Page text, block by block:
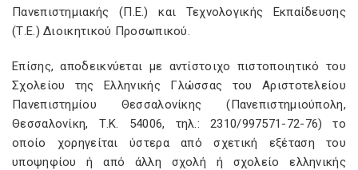
Πανεπιστημιακής (Π.Ε.) και Τεχνολογικής Εκπαίδευσης
(Τ.Ε.) Διοικητικού Προσωπικού.
Επίσης, αποδεικνύεται με αντίστοιχο πιστοποιητικό του
Σχολείου της Ελληνικής Γλώσσας του Αριστοτελείου
Πανεπιστημίου Θεσσαλονίκης (Πανεπιστημιούπολη,
Θεσσαλονίκη, Τ.Κ. 54006, τηλ.: 2310/997571-72-76) το
οποίο χορηγείται ύστερα από σχετική εξέταση του
υποψηφίου ή από άλλη σχολή ή σχολείο ελληνικής